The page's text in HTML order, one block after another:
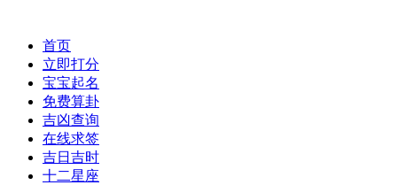
首页
立即打分
宝宝起名
免费算卦
吉凶查询
在线求签
吉日吉时
十二星座